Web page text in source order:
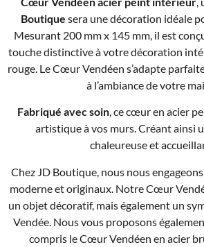
Boutique sera une décoration idéale
Mesurant 200 mm x 145 mm, il est
touche distinctive à votre décoration
rouge. Le Cœur Vendéen s’adapte
à l’ambiance de votre
Fabriqué avec soin, ce cœur en acier
artistique à vos murs. Créant ainsi
chaleureuse et
Chez JD Boutique, nous nous
moderne et originaux. Notre Cœur
un objet décoratif, mais également un
Vendée. Nous vous proposons
compris le Cœur Vendéen en acier